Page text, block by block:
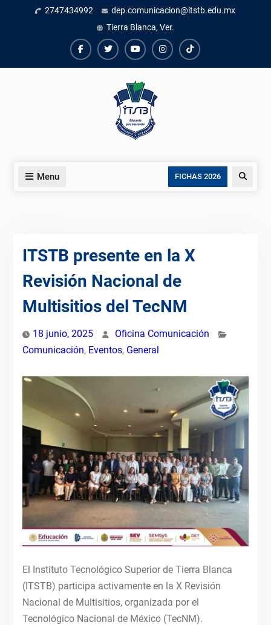
2747434992
dep.comunicacion@itstb.edu.mx
Tierra Blanca, Ver.
FacebookTwiterYoutubeinstagram
TikTok
Menu FICHAS 2026 Search
ITSTB presente en la X
Revisión Nacional de
Multisitios del TecNM
18 junio, 2025
Oficina Comunicación
Comunicación, Eventos, General
El Instituto Tecnológico Superior de Tierra Blanca
(ITSTB) participa activamente en la X Revisión
Nacional de Multisitios, organizada por el
Tecnológico Nacional de México (TecNM).